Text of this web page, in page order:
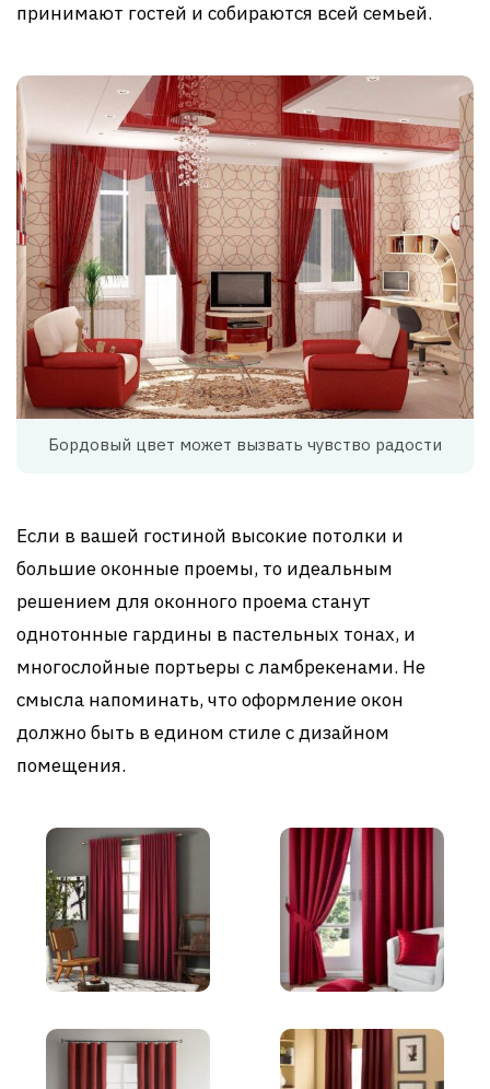
принимают гостей и собираются всей семьей.
Бордовый цвет может вызвать чувство радости
Если в вашей гостиной высокие потолки и
большие оконные проемы, то идеальным
решением для оконного проема станут
однотонные гардины в пастельных тонах, и
многослойные портьеры с ламбрекенами. Не
смысла напоминать, что оформление окон
должно быть в едином стиле с дизайном
помещения.